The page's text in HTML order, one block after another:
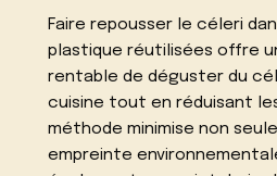
Faire repousser le céleri
plastique réutilisées offre
rentable de déguster du
cuisine tout en réduisant
méthode minimise non
empreinte